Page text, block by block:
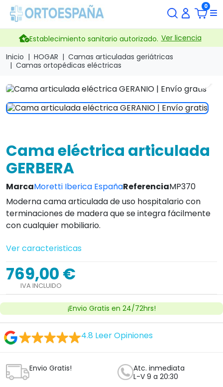
0
Establecimiento sanitario autorizado. Ver licencia
Inicio
HOGAR
Camas articuladas geriátricas
Camas ortopédicas eléctricas
Cama eléctrica articulada
GERBERA
MarcaMoretti Iberica EspañaReferenciaMP370
Moderna cama articulada de uso hospitalario con
terminaciones de madera que se integra fácilmente
con cualquier mobiliario.
Ver caracteristicas
769,00 €
IVA INCLUIDO
¡Envio Gratis en 24/72hrs!
4.8 Leer Opiniones
Envio Gratis!
Atc. inmediata
L-V 9 a 20:30